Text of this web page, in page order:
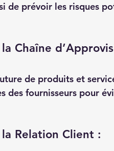
de prévoir les risques
Chaîne
de produits et
des fournisseurs pour
Relation Client :